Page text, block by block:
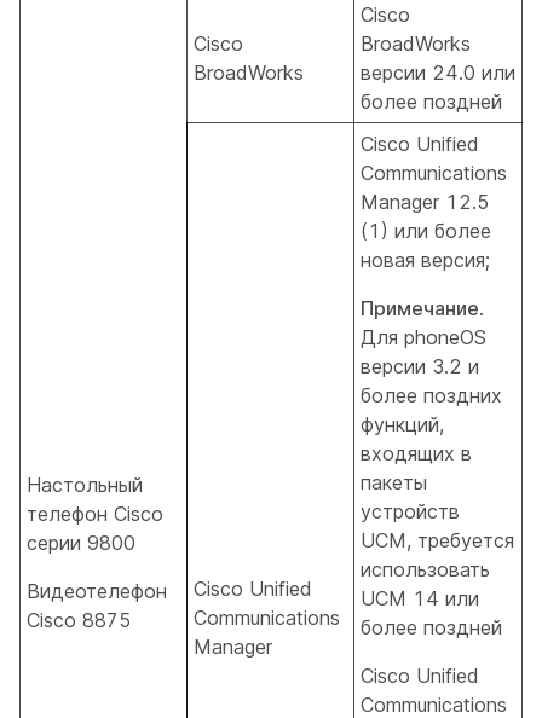
Настольный
телефон Cisco
серии 9800
Видеотелефон
Cisco 8875
Cisco
BroadWorks
Cisco
BroadWorks
версии 24.0 или
более поздней
Cisco Unified
Communications
Manager
Cisco Unified
Communications
Manager 12.5
(1) или более
новая версия;
Примечание.
Для phoneOS
версии 3.2 и
более поздних
функций,
входящих в
пакеты
устройств
UCM, требуется
использовать
UCM 14 или
более поздней
Cisco Unified
Communications